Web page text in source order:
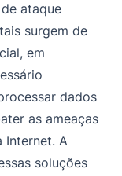
ataque
surgem de
em
dados
as ameaças
Internet. A
soluções